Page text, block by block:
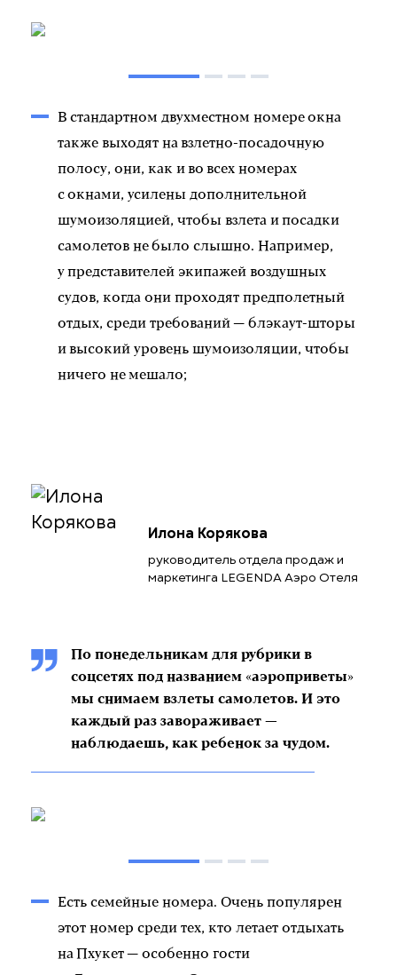
В стандартном двухместном номере окна
также выходят на взлетно-посадочную
полосу, они, как и во всех номерах
с окнами, усилены дополнительной
шумоизоляцией, чтобы взлета и посадки
самолетов не было слышно. Например,
у представителей экипажей воздушных
судов, когда они проходят предполетный
отдых, среди требований — блэкаут-шторы
и высокий уровень шумоизоляции, чтобы
ничего не мешало;
Илона Корякова
руководитель отдела продаж и
маркетинга LEGENDA Аэро Отеля
По понедельникам для рубрики в
соцсетях под названием «аэроприветы»
мы снимаем взлеты самолетов. И это
каждый раз завораживает —
наблюдаешь, как ребенок за чудом.
Есть семейные номера. Очень популярен
этот номер среди тех, кто летает отдыхать
на Пхукет — особенно гости